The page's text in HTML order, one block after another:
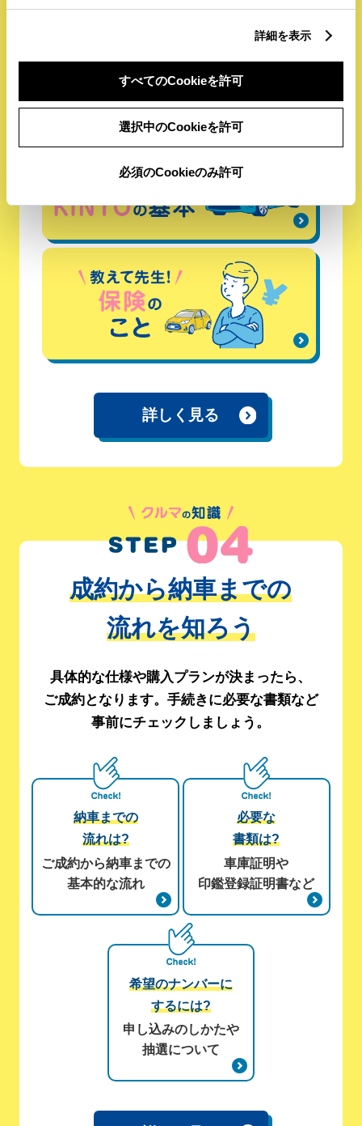
詳細を表示
すべてのCookieを許可
選択中のCookieを許可
必須のCookieのみ許可
詳しく見る
成約から納車までの
流れを知ろう
具体的な仕様や購入プランが決まったら、
ご成約となります。 手続きに必要な書類など
事前にチェックしましょう。
納車までの
流れは?
ご成約から納車までの
基本的な流れ
必要な
書類は?
車庫証明や
印鑑登録証明書など
希望のナンバーに
するには?
申し込みのしかたや
抽選について